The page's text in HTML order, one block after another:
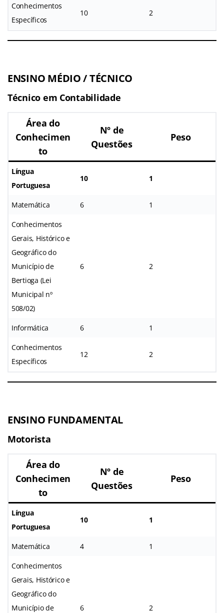
Conhecimentos
Específicos
10 2
ENSINO MÉDIO / TÉCNICO
Técnico em Contabilidade
Área do
Conhecimen
to
Nº de
Questões
Peso
Língua
Portuguesa
10 1
Matemática 6 1
Conhecimentos
Gerais, Histórico e
Geográfico do
Município de
Bertioga (Lei
Municipal nº
508/02)
6 2
Informática 6 1
Conhecimentos
Específicos
12 2
ENSINO FUNDAMENTAL
Motorista
Área do
Conhecimen
to
Nº de
Questões
Peso
Língua
Portuguesa
10 1
Matemática 4 1
Conhecimentos
Gerais, Histórico e
Geográfico do
Município de
6 2